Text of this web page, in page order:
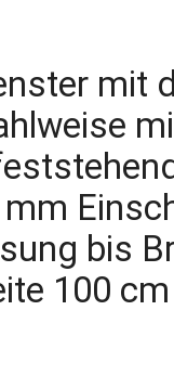
mit
bis
100